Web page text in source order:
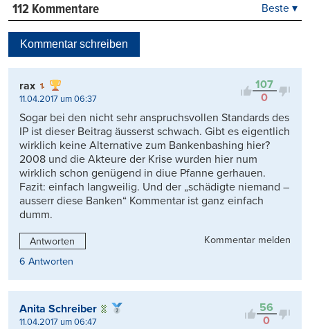
112 Kommentare
Kontrovers
Beste ▾
Kommentar schreiben
107
0
rax
11.04.2017 um 06:37
Sogar bei den nicht sehr anspruchsvollen Standards des
IP ist dieser Beitrag äusserst schwach. Gibt es eigentlich
wirklich keine Alternative zum Bankenbashing hier?
2008 und die Akteure der Krise wurden hier num
wirklich schon genügend in diue Pfanne gerhauen.
Fazit: einfach langweilig. Und der „schädigte niemand –
ausserr diese Banken“ Kommentar ist ganz einfach
dumm.
Antworten
Kommentar melden
6 Antworten
56
0
Anita Schreiber
11.04.2017 um 06:47